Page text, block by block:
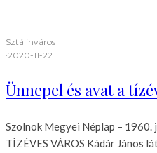
Sztálinváros
·2020-11-22
Ünnepel és avat a
Szolnok Megyei Néplap – 1960.
TÍZÉVES VÁROS Kádár János